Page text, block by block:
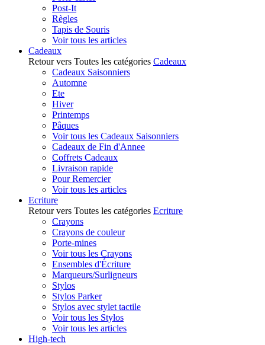
Post-It
Règles
Tapis de Souris
Voir tous les articles
Cadeaux
Retour vers Toutes les catégories Cadeaux
Cadeaux Saisonniers
Automne
Ete
Hiver
Printemps
Pâques
Voir tous les Cadeaux Saisonniers
Cadeaux de Fin d'Annee
Coffrets Cadeaux
Livraison rapide
Pour Remercier
Voir tous les articles
Ecriture
Retour vers Toutes les catégories Ecriture
Crayons
Crayons de couleur
Porte-mines
Voir tous les Crayons
Ensembles d'Écriture
Marqueurs/Surligneurs
Stylos
Stylos Parker
Stylos avec stylet tactile
Voir tous les Stylos
Voir tous les articles
High-tech